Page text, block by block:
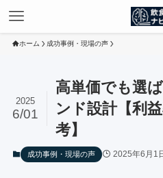
ホーム 成功事例・現場の声
高単価でも選
ンド設計【利
考】
2025
6/01
成功事例・現場の声 2025年6月1